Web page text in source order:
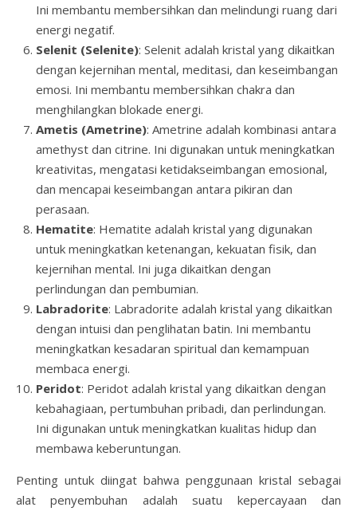
Ini membantu membersihkan dan melindungi ruang dari
energi negatif.
Selenit (Selenite): Selenit adalah kristal yang dikaitkan
dengan kejernihan mental, meditasi, dan keseimbangan
emosi. Ini membantu membersihkan chakra dan
menghilangkan blokade energi.
Ametis (Ametrine): Ametrine adalah kombinasi antara
amethyst dan citrine. Ini digunakan untuk meningkatkan
kreativitas, mengatasi ketidakseimbangan emosional,
dan mencapai keseimbangan antara pikiran dan
perasaan.
Hematite: Hematite adalah kristal yang digunakan
untuk meningkatkan ketenangan, kekuatan fisik, dan
kejernihan mental. Ini juga dikaitkan dengan
perlindungan dan pembumian.
Labradorite: Labradorite adalah kristal yang dikaitkan
dengan intuisi dan penglihatan batin. Ini membantu
meningkatkan kesadaran spiritual dan kemampuan
membaca energi.
Peridot: Peridot adalah kristal yang dikaitkan dengan
kebahagiaan, pertumbuhan pribadi, dan perlindungan.
Ini digunakan untuk meningkatkan kualitas hidup dan
membawa keberuntungan.
Penting untuk diingat bahwa penggunaan kristal sebagai
alat penyembuhan adalah suatu kepercayaan dan